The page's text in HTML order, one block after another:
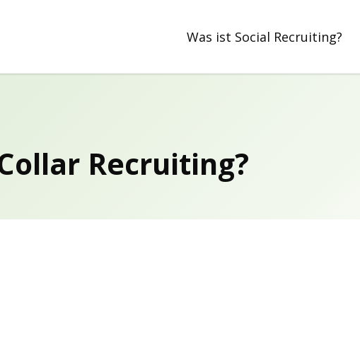
Was ist Social Recruiting?
Recruiting?